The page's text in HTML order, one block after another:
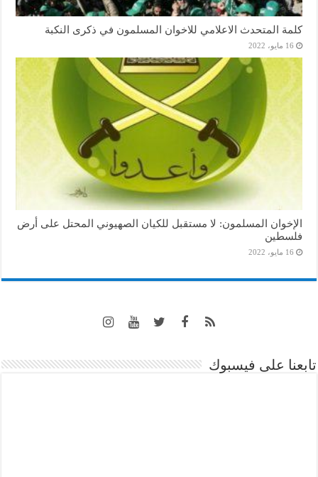
كلمة المتحدث الاعلامي للاخوان المسلمون في ذكرى النكبة
16 مايو، 2022
الإخوان المسلمون: لا مستقبل للكيان الصهيوني المحتل على أرض
فلسطين
16 مايو، 2022
تابعنا على فيسبوك